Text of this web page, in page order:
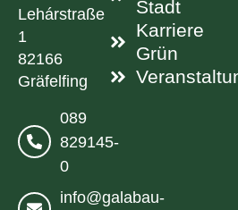
Lehárstraße
1
82166
Gräfelfing
089
829145-
0
info@galabau-
Stadt
Karriere
Grün